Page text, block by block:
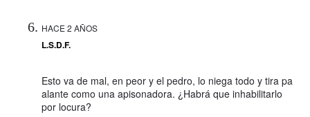
HACE 2 AÑOS
L.S.D.F.
Esto va de mal, en peor y el pedro, lo niega todo y tira pa
alante como una apisonadora. ¿Habrá que inhabilitarlo
por locura?